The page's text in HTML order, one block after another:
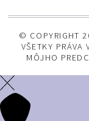
© COPYRIGHT
VŠETKY PRÁVA
MÔJHO